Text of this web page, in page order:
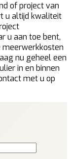
of project van
u altijd kwaliteit
u aan toe bent,
meerwerkkosten
nu geheel een
in en binnen
met u op